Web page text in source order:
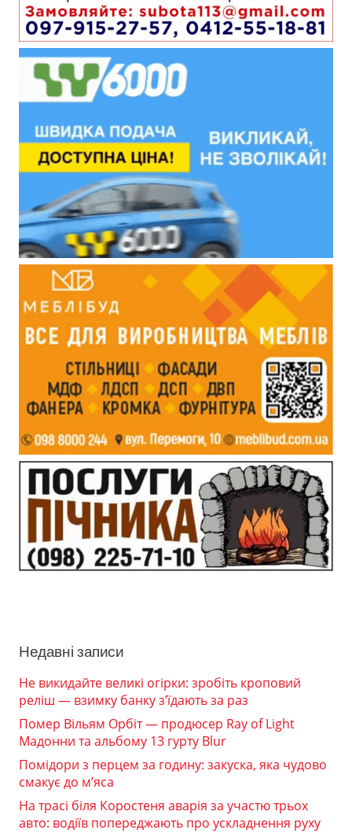
Недавні записи
Не викидайте великі огірки: зробіть кроповий
реліш — взимку банку з’їдають за раз
Помер Вільям Орбіт — продюсер Ray of Light
Мадонни та альбому 13 гурту Blur
Помідори з перцем за годину: закуска, яка чудово
смакує до м’яса
На трасі біля Коростеня аварія за участю трьох
авто: водіїв попереджають про ускладнення руху